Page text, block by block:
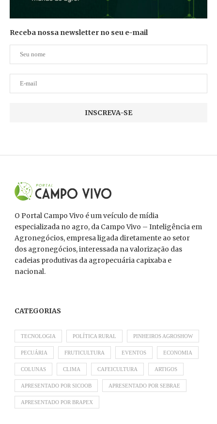
Receba nossa newsletter no seu e-mail
O Portal Campo Vivo é um veículo de mídia
especializada no agro, da Campo Vivo – Inteligência em
Agronegócios, empresa ligada diretamente ao setor
dos agronegócios, interessada na valorização das
cadeias produtivas da agropecuária capixaba e
nacional.
CATEGORIAS
TECNOLOGIA POLÍTICA RURAL PINHEIROS AGROSHOW
PECUÁRIA FRUTICULTURA EVENTOS ECONOMIA
COLUNAS CLIMA CAFEICULTURA ARTIGOS
APRESENTADO POR SICOOB APRESENTADO POR SEBRAE
APRESENTADO POR BRAPEX